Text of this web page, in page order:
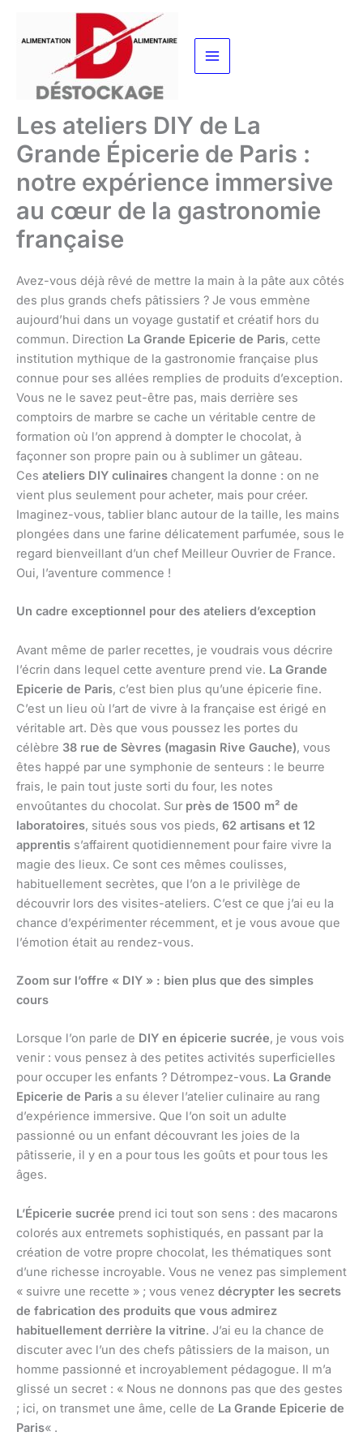
contenu
Les ateliers DIY de La
Grande Épicerie de Paris :
notre expérience immersive
au cœur de la gastronomie
française
Avez-vous déjà rêvé de mettre la main à la pâte aux côtés
des plus grands chefs pâtissiers ? Je vous emmène
aujourd’hui dans un voyage gustatif et créatif hors du
commun. Direction La Grande Epicerie de Paris, cette
institution mythique de la gastronomie française plus
connue pour ses allées remplies de produits d’exception.
Vous ne le savez peut-être pas, mais derrière ses
comptoirs de marbre se cache un véritable centre de
formation où l’on apprend à dompter le chocolat, à
façonner son propre pain ou à sublimer un gâteau.
Ces ateliers DIY culinaires changent la donne : on ne
vient plus seulement pour acheter, mais pour créer.
Imaginez-vous, tablier blanc autour de la taille, les mains
plongées dans une farine délicatement parfumée, sous le
regard bienveillant d’un chef Meilleur Ouvrier de France.
Oui, l’aventure commence !
Un cadre exceptionnel pour des ateliers d’exception
Avant même de parler recettes, je voudrais vous décrire
l’écrin dans lequel cette aventure prend vie. La Grande
Epicerie de Paris, c’est bien plus qu’une épicerie fine.
C’est un lieu où l’art de vivre à la française est érigé en
véritable art. Dès que vous poussez les portes du
célèbre 38 rue de Sèvres (magasin Rive Gauche), vous
êtes happé par une symphonie de senteurs : le beurre
frais, le pain tout juste sorti du four, les notes
envoûtantes du chocolat. Sur près de 1500 m² de
laboratoires, situés sous vos pieds, 62 artisans et 12
apprentis s’affairent quotidiennement pour faire vivre la
magie des lieux. Ce sont ces mêmes coulisses,
habituellement secrètes, que l’on a le privilège de
découvrir lors des visites-ateliers. C’est ce que j’ai eu la
chance d’expérimenter récemment, et je vous avoue que
l’émotion était au rendez-vous.
Zoom sur l’offre « DIY » : bien plus que des simples
cours
Lorsque l’on parle de DIY en épicerie sucrée, je vous vois
venir : vous pensez à des petites activités superficielles
pour occuper les enfants ? Détrompez-vous. La Grande
Epicerie de Paris a su élever l’atelier culinaire au rang
d’expérience immersive. Que l’on soit un adulte
passionné ou un enfant découvrant les joies de la
pâtisserie, il y en a pour tous les goûts et pour tous les
âges.
L’Épicerie sucrée prend ici tout son sens : des macarons
colorés aux entremets sophistiqués, en passant par la
création de votre propre chocolat, les thématiques sont
d’une richesse incroyable. Vous ne venez pas simplement
« suivre une recette » ; vous venez décrypter les secrets
de fabrication des produits que vous admirez
habituellement derrière la vitrine. J’ai eu la chance de
discuter avec l’un des chefs pâtissiers de la maison, un
homme passionné et incroyablement pédagogue. Il m’a
glissé un secret : « Nous ne donnons pas que des gestes
; ici, on transmet une âme, celle de La Grande Epicerie de
Paris« .